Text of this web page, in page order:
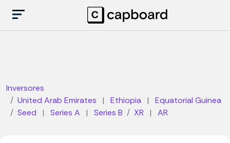
Inversores
United Arab Emirates
| Ethiopia |
Equatorial Guinea
Seed
| Series A | Series B XR | AR